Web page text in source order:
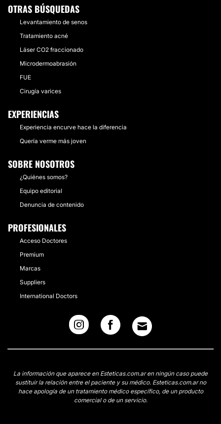
OTRAS BÚSQUEDAS
Levantamiento de senos
Tratamiento acné
Láser CO2 fraccionado
Microdermoabrasión
FUE
Cirugía varices
EXPERIENCIAS
Experiencia encurve hace la diferencia
Quería verme más joven
SOBRE NOSOTROS
¿Quiénes somos?
Equipo editorial
Denuncia de contenido
PROFESIONALES
Acceso Doctores
Premium
Marcas
Suppliers
International Doctors
La información que aparece en Esteticas.com.ar en ningún caso puede
sustituir la relación entre el paciente y su médico. Esteticas.com.ar no
hace apología de un tratamiento médico específico, de un producto
comercial o de un servicio.